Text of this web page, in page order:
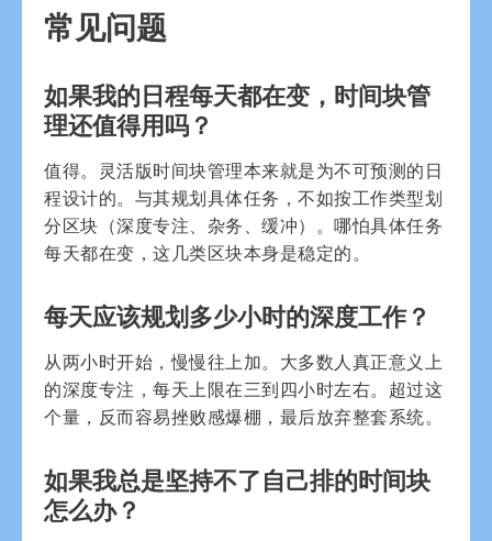
常见问题
如果我的日程每天都在变，时间块管
理还值得用吗？
值得。灵活版时间块管理本来就是为不可预测的日
程设计的。与其规划具体任务，不如按工作类型划
分区块（深度专注、杂务、缓冲）。哪怕具体任务
每天都在变，这几类区块本身是稳定的。
每天应该规划多少小时的深度工作？
从两小时开始，慢慢往上加。大多数人真正意义上
的深度专注，每天上限在三到四小时左右。超过这
个量，反而容易挫败感爆棚，最后放弃整套系统。
如果我总是坚持不了自己排的时间块
怎么办？